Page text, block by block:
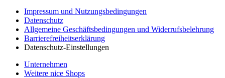
Impressum und Nutzungsbedingungen
Datenschutz
Allgemeine Geschäftsbedingungen und Widerrufsbelehrung
Barrierefreiheitserklärung
Datenschutz-Einstellungen
Unternehmen
Weitere nice Shops